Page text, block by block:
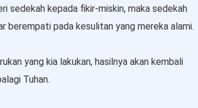
sedekah kepada fikir-miskin, maka sedekah
berempati pada kesulitan yang mereka alami.
yang kia lakukan, hasilnya akan kembali
Tuhan.